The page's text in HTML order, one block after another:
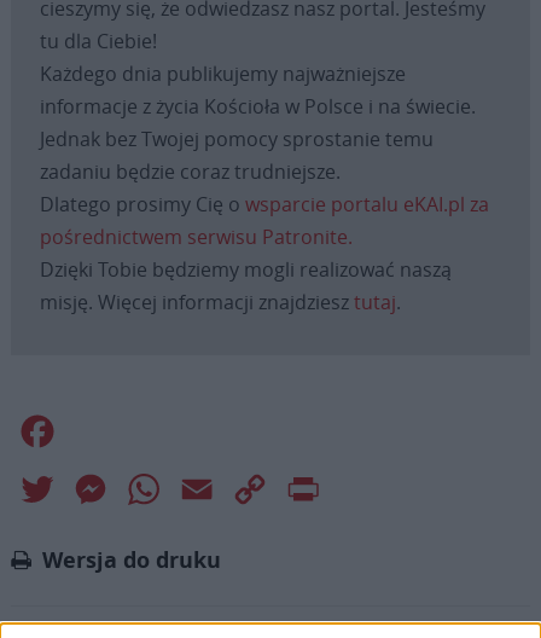
cieszymy się, że odwiedzasz nasz portal. Jesteśmy
tu dla Ciebie!
Każdego dnia publikujemy najważniejsze
informacje z życia Kościoła w Polsce i na świecie.
Jednak bez Twojej pomocy sprostanie temu
zadaniu będzie coraz trudniejsze.
Dlatego prosimy Cię o wsparcie portalu eKAI.pl za
pośrednictwem serwisu Patronite.
Dzięki Tobie będziemy mogli realizować naszą
misję. Więcej informacji znajdziesztutaj.
Twitter MessengerWhatsApp
Email
Copy
Wersja do druku